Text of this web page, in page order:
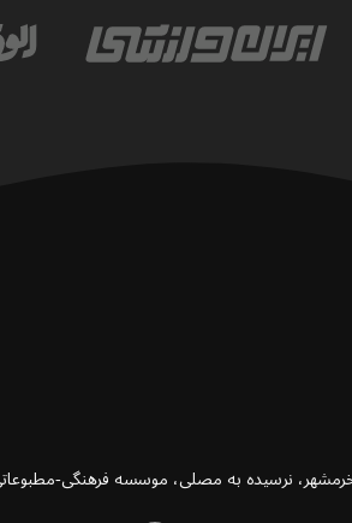
خرمشهر، نرسیده به مصلی، موسسه فرهنگی-